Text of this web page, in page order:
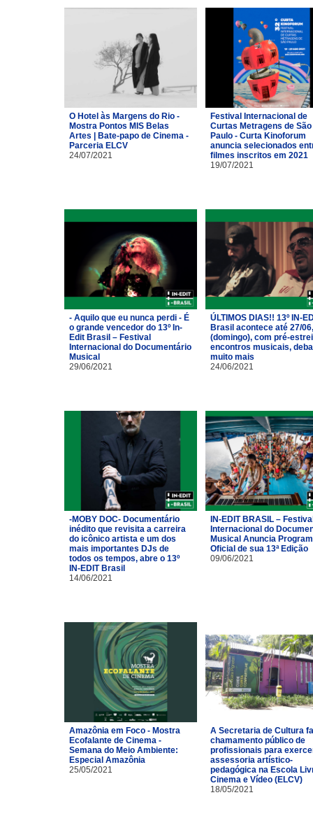
O Hotel às Margens do Rio -
Mostra Pontos MIS Belas
Artes | Bate-papo de Cinema -
Parceria ELCV
24/07/2021
Festival Internacional de
Curtas Metragens de São
Paulo - Curta Kinoforum
anuncia selecionados
filmes inscritos em 2021
19/07/2021
- Aquilo que eu nunca perdi - É
o grande vencedor do 13º In-
Edit Brasil – Festival
Internacional do Documentário
Musical
29/06/2021
ÚLTIMOS DIAS!! 13º IN-
Brasil acontece até 27/06,
(domingo), com pré-
encontros musicais,
muito mais
24/06/2021
-MOBY DOC- Documentário
inédito que revisita a carreira
do icônico artista e um dos
mais importantes DJs de
todos os tempos, abre o 13º
IN-EDIT Brasil
14/06/2021
IN-EDIT BRASIL –
Internacional do
Musical Anuncia
Oficial de sua 13ª Edição
09/06/2021
Amazônia em Foco - Mostra
Ecofalante de Cinema -
Semana do Meio Ambiente:
Especial Amazônia
25/05/2021
A Secretaria de Cultura
chamamento público de
profissionais para
assessoria artístico-
pedagógica na Escola
Cinema e Vídeo (ELCV)
18/05/2021